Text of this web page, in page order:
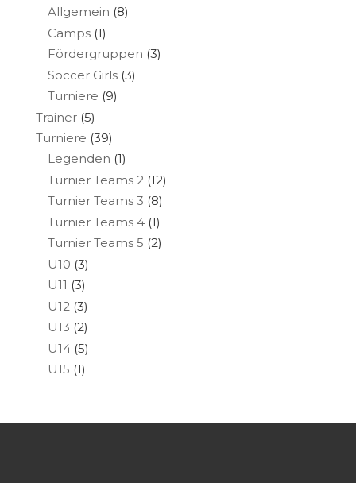
Allgemein (8)
Camps(1)
Fördergruppen (3)
Soccer Girls(3)
Turniere (9)
Trainer(5)
Turniere (39)
Legenden (1)
Turnier Teams 2 (12)
Turnier Teams 3 (8)
Turnier Teams 4(1)
Turnier Teams 5 (2)
U10 (3)
U11 (3)
U12 (3)
U13 (2)
U14(5)
U15 (1)